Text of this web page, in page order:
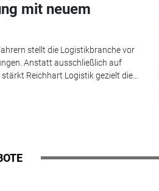
mit neuem
stellt die Logistikbranche vor
Anstatt ausschließlich auf
Reichhart Logistik gezielt die...